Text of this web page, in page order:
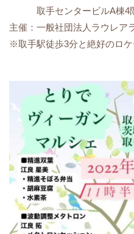
取手センタービルA棟4
主催：一般社団法人ラウレア
※取手駅徒歩3分と絶好のロ